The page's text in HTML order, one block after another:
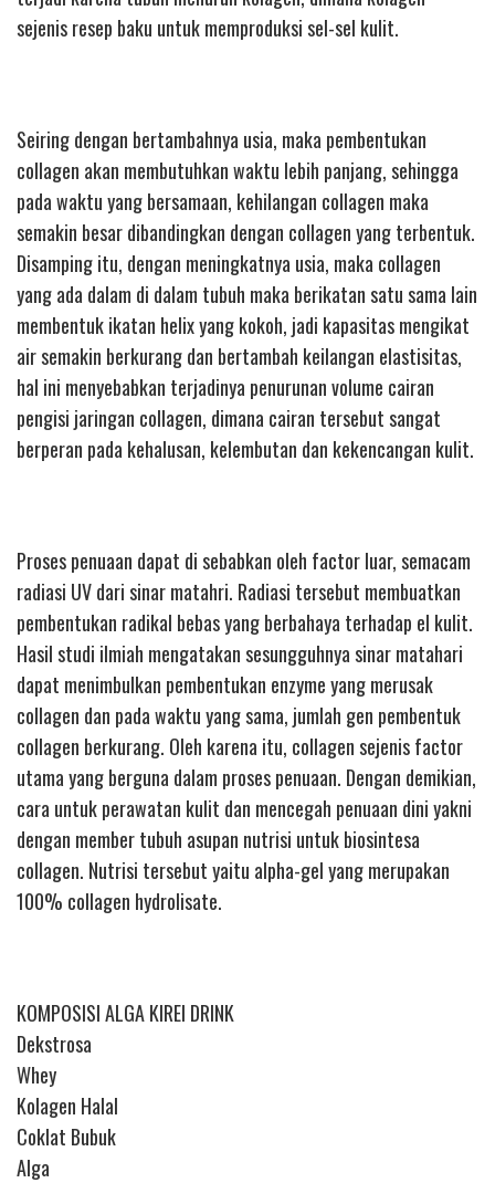
sejenis resep baku untuk memproduksi sel-sel kulit.
Seiring dengan bertambahnya usia, maka pembentukan
collagen akan membutuhkan waktu lebih panjang, sehingga
pada waktu yang bersamaan, kehilangan collagen maka
semakin besar dibandingkan dengan collagen yang terbentuk.
Disamping itu, dengan meningkatnya usia, maka collagen
yang ada dalam di dalam tubuh maka berikatan satu sama lain
membentuk ikatan helix yang kokoh, jadi kapasitas mengikat
air semakin berkurang dan bertambah keilangan elastisitas,
hal ini menyebabkan terjadinya penurunan volume cairan
pengisi jaringan collagen, dimana cairan tersebut sangat
berperan pada kehalusan, kelembutan dan kekencangan kulit.
Proses penuaan dapat di sebabkan oleh factor luar, semacam
radiasi UV dari sinar matahri. Radiasi tersebut membuatkan
pembentukan radikal bebas yang berbahaya terhadap el kulit.
Hasil studi ilmiah mengatakan sesungguhnya sinar matahari
dapat menimbulkan pembentukan enzyme yang merusak
collagen dan pada waktu yang sama, jumlah gen pembentuk
collagen berkurang. Oleh karena itu, collagen sejenis factor
utama yang berguna dalam proses penuaan. Dengan demikian,
cara untuk perawatan kulit dan mencegah penuaan dini yakni
dengan member tubuh asupan nutrisi untuk biosintesa
collagen. Nutrisi tersebut yaitu alpha-gel yang merupakan
100% collagen hydrolisate.
KOMPOSISI ALGA KIREI DRINK
Dekstrosa
Whey
Kolagen Halal
Coklat Bubuk
Alga